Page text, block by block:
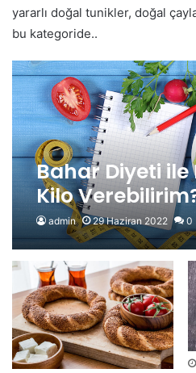
yararlı doğal tunikler, doğal
bu kategoride..
Bahar Diyeti ile
Kilo
admin 29 Haziran 2022 0